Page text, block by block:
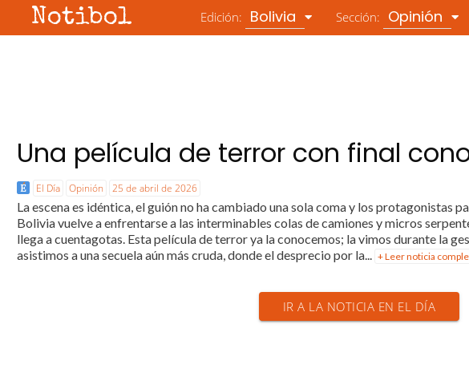
Notibol Edición: Bolivia Sección: Opinión
Una película de terror con final
El Día Opinión 25 de abril de 2026
La escena es idéntica, el guión no ha cambiado una sola coma y los protagonistas
Bolivia vuelve a enfrentarse a las interminables colas de camiones y micros
llega a cuentagotas. Esta película de terror ya la conocemos; la vimos durante la
asistimos a una secuela aún más cruda, donde el desprecio por la... + Leer noticia
IR A LA NOTICIA EN EL DÍA